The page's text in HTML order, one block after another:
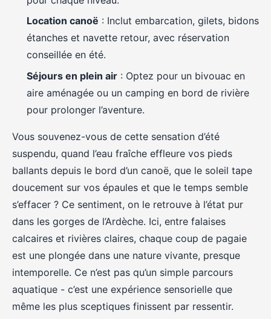
Location canoë : Inclut embarcation, gilets, bidons
étanches et navette retour, avec réservation
conseillée en été.
Séjours en plein air : Optez pour un bivouac en
aire aménagée ou un camping en bord de rivière
pour prolonger l’aventure.
Vous souvenez-vous de cette sensation d’été
suspendu, quand l’eau fraîche effleure vos pieds
ballants depuis le bord d’un canoë, que le soleil tape
doucement sur vos épaules et que le temps semble
s’effacer ? Ce sentiment, on le retrouve à l’état pur
dans les gorges de l’Ardèche. Ici, entre falaises
calcaires et rivières claires, chaque coup de pagaie
est une plongée dans une nature vivante, presque
intemporelle. Ce n’est pas qu’un simple parcours
aquatique - c’est une expérience sensorielle que
même les plus sceptiques finissent par ressentir.